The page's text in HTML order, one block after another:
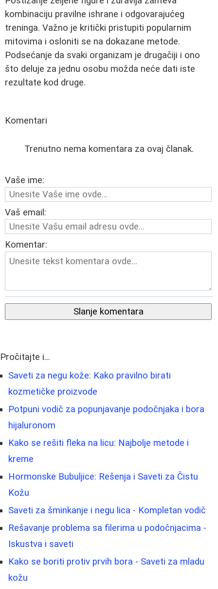
kombinaciju pravilne ishrane i odgovarajućeg
treninga. Važno je kritički pristupiti popularnim
mitovima i osloniti se na dokazane metode.
Podsećanje da svaki organizam je drugačiji i ono
što deluje za jednu osobu možda neće dati iste
rezultate kod druge.
Komentari
Trenutno nema komentara za ovaj članak.
Vaše ime:
Vaš email:
Komentar:
Slanje komentara
Pročitajte i...
Saveti za negu kože: Kako pravilno birati
kozmetičke proizvode
Potpuni vodič za popunjavanje podočnjaka i bora
hijaluronom
Kako se rešiti fleka na licu: Najbolje metode i
kreme
Hormonske Bubuljice: Rešenja i Saveti za Čistu
Kožu
Saveti za šminkanje i negu lica - Kompletan vodič
Rešavanje problema sa filerima u podočnjacima -
Iskustva i saveti
Kako se boriti protiv prvih bora - Saveti za mladu
kožu